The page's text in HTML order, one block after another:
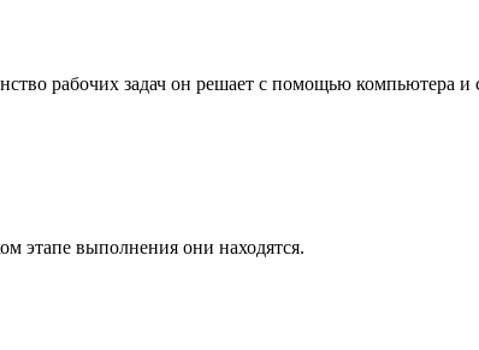
рабочих задач он решает с помощью компьютера
этапе выполнения они находятся.